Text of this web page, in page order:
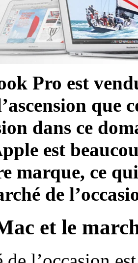
Pro est
que
dans ce
est
marque, ce
de
et le